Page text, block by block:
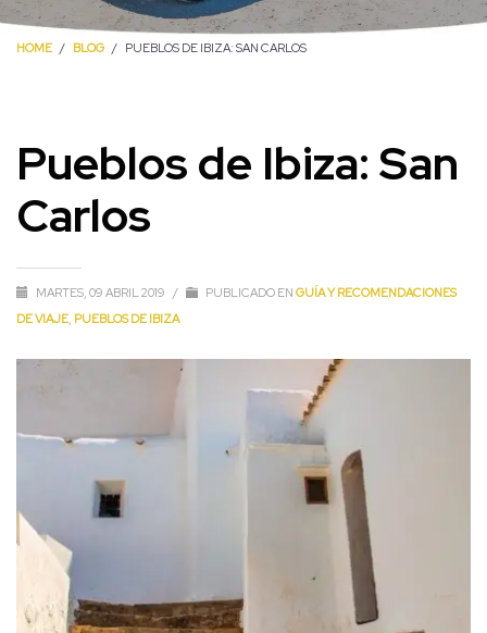
HOME BLOG PUEBLOS DE IBIZA: SAN CARLOS
Pueblos de Ibiza: San
Carlos
MARTES, 09 ABRIL 2019 / PUBLICADO EN GUÍA Y RECOMENDACIONES
DE VIAJE, PUEBLOS DE IBIZA